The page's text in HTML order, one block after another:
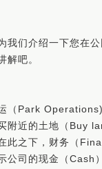
我们介绍一下您在
解吧。
（Park
附近的土地（Buy
之下，财务（
公司的现金（Cash